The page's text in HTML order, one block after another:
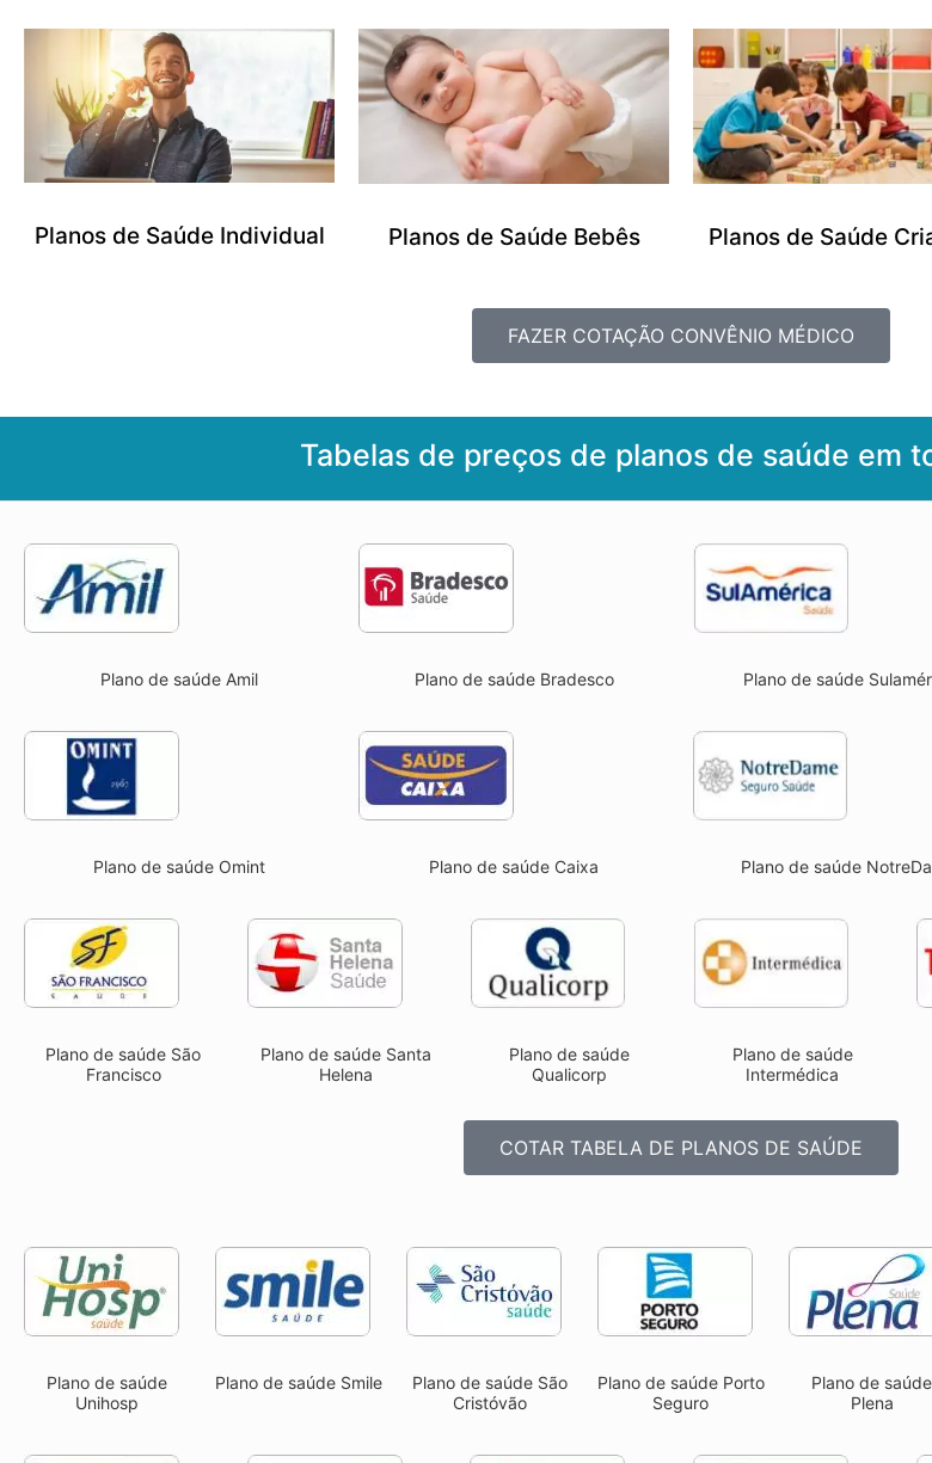
Planos de Saúde Individual Planos de Saúde Bebês Planos de Saúde
FAZER COTAÇÃO CONVÊNIO MÉDICO
Tabelas de preços de planos de saúde em
Plano de saúde Amil Plano de saúde Bradesco Plano de saúde
Plano de saúde Omint Plano de saúde Caixa Plano de saúde
Plano de saúde São
Francisco
Plano de saúde Santa
Helena
Plano de saúde
Qualicorp
Plano de saúde
Intermédica
COTAR TABELA DE PLANOS DE SAÚDE
Plano de saúde
Unihosp
Plano de saúde Smile
Plano de saúde São
Cristóvão
Plano de saúde Porto
Seguro
Plano de saúde
Plena